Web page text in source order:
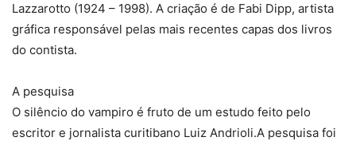
Lazzarotto (1924 – 1998). A criação é de Fabi Dipp, artista
gráfica responsável pelas mais recentes capas dos livros
do contista.
A pesquisa
O silêncio do vampiro é fruto de um estudo feito pelo
escritor e jornalista curitibano Luiz Andrioli.A pesquisa foi